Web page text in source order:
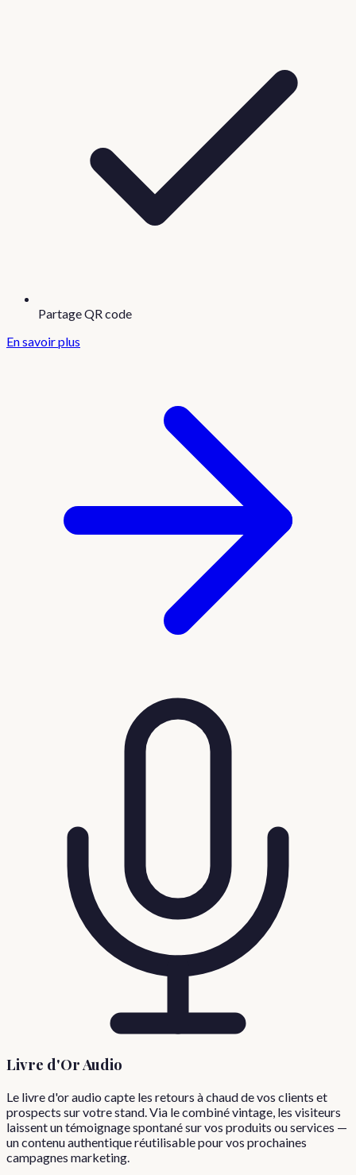
Partage QR code
En savoir plus
Livre d'Or Audio
Le livre d'or audio capte les retours à chaud de vos clients et
prospects sur votre stand. Via le combiné vintage, les visiteurs
laissent un témoignage spontané sur vos produits ou services —
un contenu authentique réutilisable pour vos prochaines
campagnes marketing.